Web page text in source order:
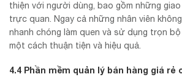
thiện với người dùng, bao gồm những
trực quan. Ngay cả những nhân viên
nhanh chóng làm quen và sử dụng trọn
một cách thuận tiện và hiệu quả.
4.4 Phần mềm quản lý bán hàng giá